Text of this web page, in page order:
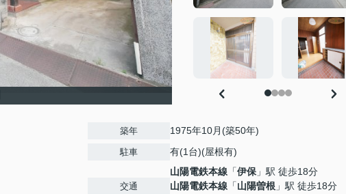
築年 1975年10月(築50年)
駐車 有(1台)(屋根有)
交通
山陽電鉄本線 「伊保 」駅 徒歩18分
山陽電鉄本線 「山陽曽根 」駅 徒歩18分